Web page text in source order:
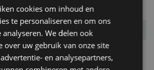
343 Nm
5,6 s
180 km/u
cookies om inhoud en
te personaliseren en om ons
analyseren. We delen ook
over uw gebruik van onze site
en analysepartners,